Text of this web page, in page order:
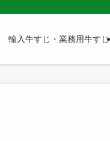
輸入牛すじ・業務用牛すじ